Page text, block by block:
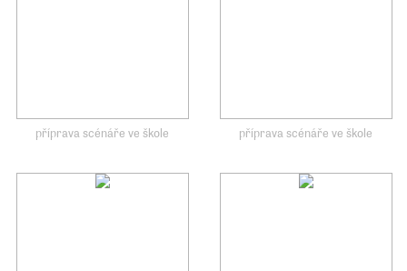
příprava scénáře ve škole příprava scénáře ve škole